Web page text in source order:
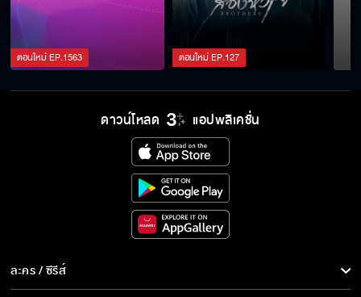
เพลงที่ฟังแล้วเจ็บจี๊ด
ต้อนรับ #THE7 7 หนุ่มสุดป่วน 2 สัญชาติ มา
ฝากเคมีใหม่ๆ เอาใจสาย TPOP
PUN Therapist มาเยียวยาหัวใจ
ตอนใหม่EP.1563 ตอนใหม่EP.127
ดาวน์โหลด แอปพลิเคชั่น
ละคร / ซีรีส์